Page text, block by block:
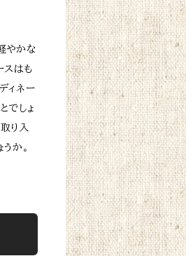
やかな
スはも
ィネー
でしょ
り入
か。